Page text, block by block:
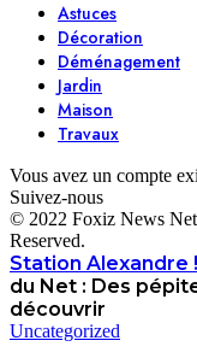
Astuces
Décoration
Déménagement
Jardin
Maison
Travaux
Vous avez un compte
Suivez-nous
© 2022 Foxiz News
Reserved.
Station Alexandre !
du Net : Des
découvrir
Uncategorized